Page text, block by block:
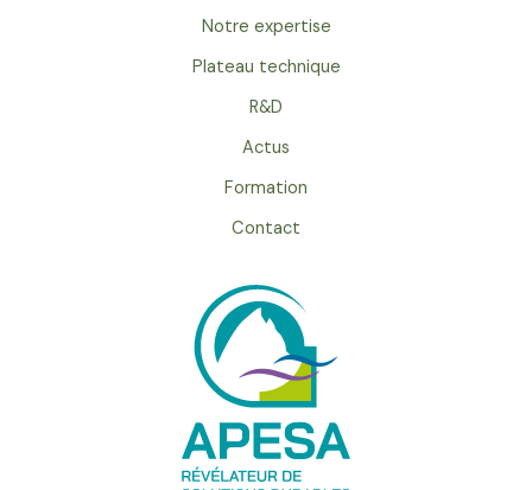
Notre expertise
Plateau technique
R&D
Actus
Formation
Contact